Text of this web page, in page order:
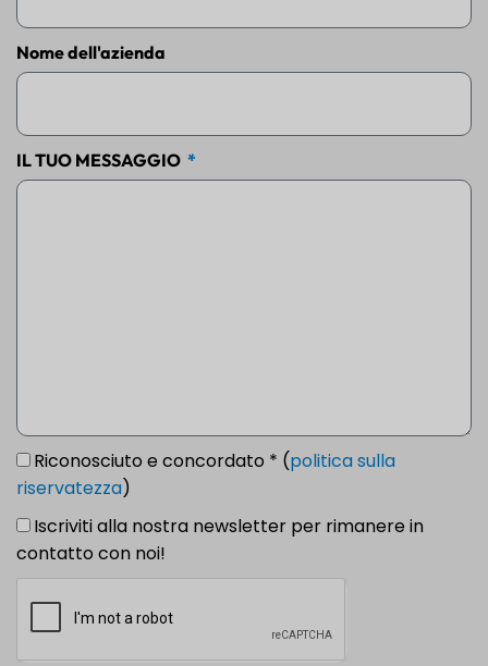
Nome dell'azienda
IL TUO MESSAGGIO
Riconosciuto e concordato * (politica sulla
riservatezza)
Iscriviti alla nostra newsletter per rimanere in
contatto con noi!